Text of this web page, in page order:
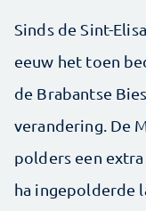
Sinds de Sint-
eeuw het toen
de Brabantse
verandering. De
polders een
ha ingepolderde